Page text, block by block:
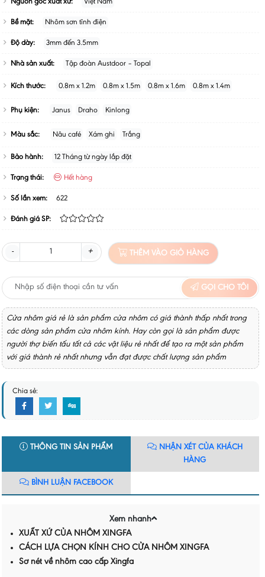
Bề mặt: Nhôm sơn tĩnh điện
Độ dày: 3mm đến 3.5mm
Nhà sản xuất: Tập đoàn Austdoor – Topal
Kích thước: 0.8m x 1.2m 0.8m x 1.5m 0.8m x 1.6m 0.8m x 1.4m
Phụ kiện: Janus Draho Kinlong
Màu sắc: Nâu café Xám ghi Trắng
Bảo hành: 12 Tháng từ ngày lắp đặt
Trạng thái: Hết hàng
Số lần xem: 622
Đánh giá SP:
- + THÊM VÀO GIỎ HÀNG
GỌI CHO TÔI
Cửa nhôm giá rẻ là sản phẩm cửa nhôm có giá thành thấp nhất trong
các dòng sản phẩm cửa nhôm kính. Hay còn gọi là sản phẩm được
người thợ biến tấu tất cả các vật liệu rẻ nhất để tạo ra một sản phẩm
với giá thành rẻ nhất nhưng vẫn đạt được chất lượng sản phẩm
Chia sẻ:
THÔNG TIN SẢN PHẨM
NHẬN XÉT CỦA KHÁCH
HÀNG
BÌNH LUẬN FACEBOOK
Xem nhanh
XUẤT XỨ CỦA NHÔM XINGFA
CÁCH LỰA CHỌN KÍNH CHO CỬA NHÔM XINGFA
Sơ nét về nhôm cao cấp Xingfa